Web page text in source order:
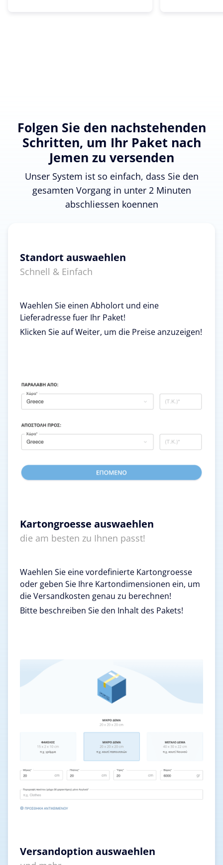
Folgen Sie den nachstehenden
Schritten, um Ihr Paket nach
Jemen zu versenden
Unser System ist so einfach, dass Sie den
gesamten Vorgang in unter 2 Minuten
abschliessen koennen
Standort auswaehlen
Schnell & Einfach
Waehlen Sie einen Abholort und eine
Lieferadresse fuer Ihr Paket!
Klicken Sie auf Weiter, um die Preise anzuzeigen!
Kartongroesse auswaehlen
die am besten zu Ihnen passt!
Waehlen Sie eine vordefinierte Kartongroesse
oder geben Sie Ihre Kartondimensionen ein, um
die Versandkosten genau zu berechnen!
Bitte beschreiben Sie den Inhalt des Pakets!
Versandoption auswaehlen